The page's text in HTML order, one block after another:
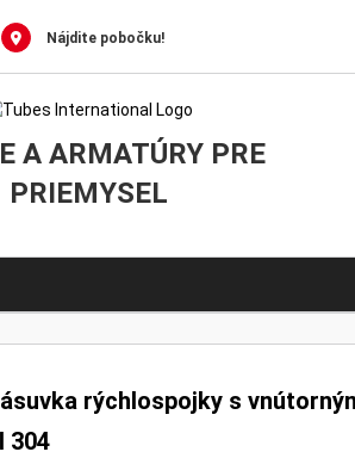
Nájdite pobočku!
A ARMATÚRY PRE
PRIEMYSEL
rýchlospojky s
304